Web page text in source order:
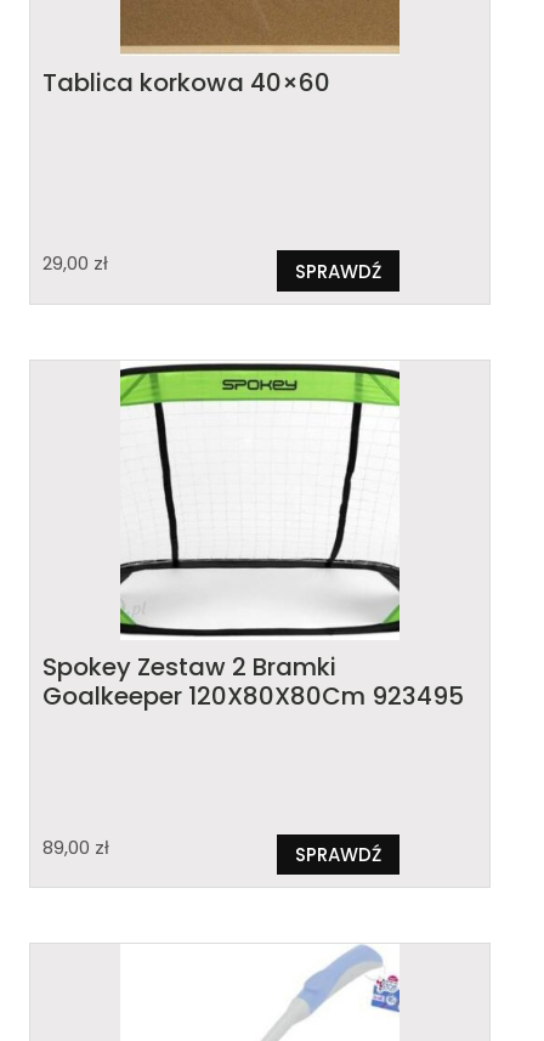
Tablica korkowa 40×60
29,00 zł SPRAWDŹ
Spokey Zestaw 2 Bramki
Goalkeeper 120X80X80Cm 923495
89,00 zł SPRAWDŹ